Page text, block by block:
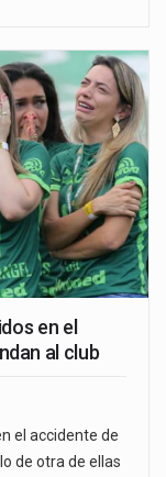
en el
al club
el accidente de
de otra de ellas